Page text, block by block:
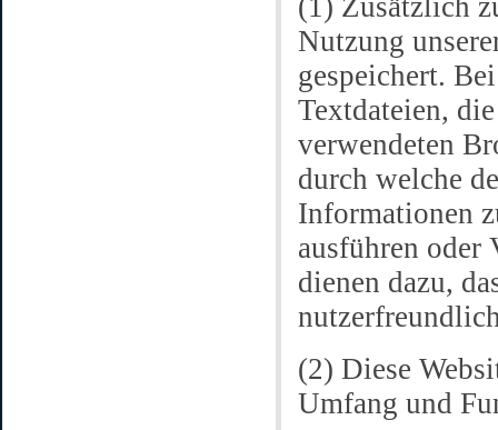
(1) Zusätzlich
Nutzung
gespeichert.
Textdateien,
verwendeten
durch welche
Informationen
ausführen oder
dienen dazu,
(2) Diese
Umfang und